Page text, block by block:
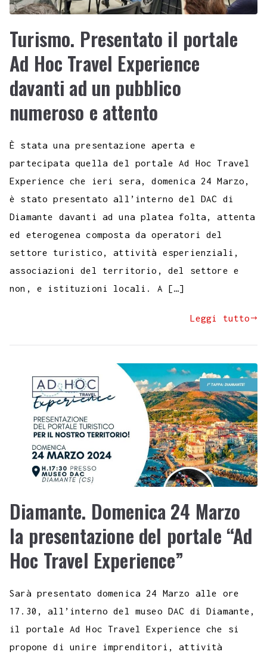
Turismo. Presentato il portale
Ad Hoc Travel Experience
davanti ad un pubblico
numeroso e attento
È stata una presentazione aperta e
partecipata quella del portale Ad Hoc Travel
Experience che ieri sera, domenica 24 Marzo,
è stato presentato all’interno del DAC di
Diamante davanti ad una platea folta, attenta
ed eterogenea composta da operatori del
settore turistico, attività esperienziali,
associazioni del territorio, del settore e
non, e istituzioni locali. A […]
Leggi tutto
Diamante. Domenica 24 Marzo
la presentazione del portale “Ad
Hoc Travel Experience”
Sarà presentato domenica 24 Marzo alle ore
17.30, all’interno del museo DAC di Diamante,
il portale Ad Hoc Travel Experience che si
propone di unire imprenditori, attività